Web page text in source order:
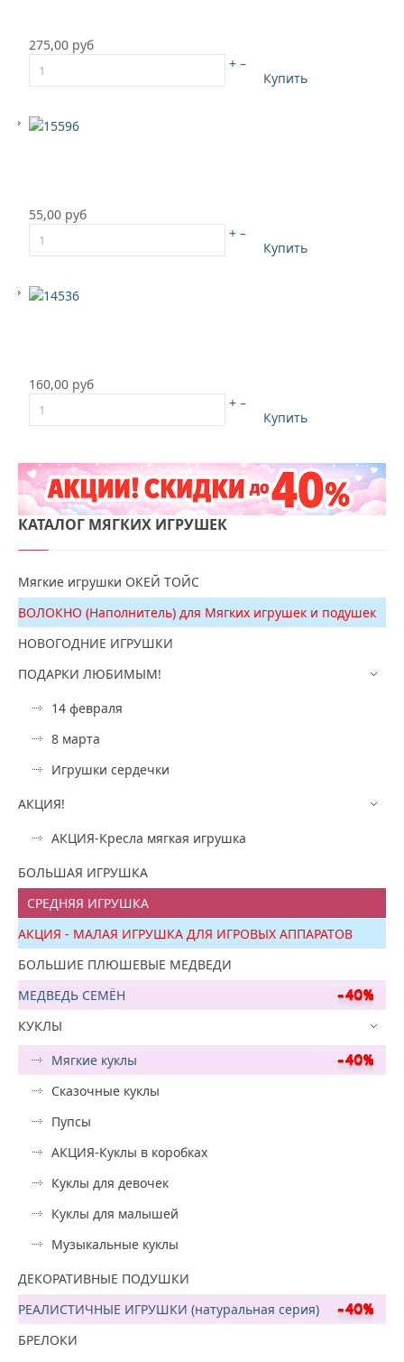
275,00 руб
+ –
Купить
55,00 руб
+ –
Купить
160,00 руб
+ –
Купить
КАТАЛОГ МЯГКИХ ИГРУШЕК
Мягкие игрушки ОКЕЙ ТОЙС
ВОЛОКНО (Наполнитель) для Мягких игрушек и подушек
НОВОГОДНИЕ ИГРУШКИ
ПОДАРКИ ЛЮБИМЫМ!
14 февраля
8 марта
Игрушки сердечки
АКЦИЯ!
АКЦИЯ-Кресла мягкая игрушка
БОЛЬШАЯ ИГРУШКА
СРЕДНЯЯ ИГРУШКА
АКЦИЯ - МАЛАЯ ИГРУШКА ДЛЯ ИГРОВЫХ АППАРАТОВ
БОЛЬШИЕ ПЛЮШЕВЫЕ МЕДВЕДИ
МЕДВЕДЬ СЕМЁН
КУКЛЫ
Мягкие куклы
Сказочные куклы
Пупсы
АКЦИЯ-Куклы в коробках
Куклы для девочек
Куклы для малышей
Музыкальные куклы
ДЕКОРАТИВНЫЕ ПОДУШКИ
РЕАЛИСТИЧНЫЕ ИГРУШКИ (натуральная серия)
БРЕЛОКИ